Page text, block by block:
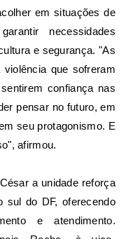
em situações de
necessidades
e segurança. "As
que sofreram
confiança nas
pensar no futuro, em
seu protagonismo. E
afirmou.
a unidade reforça
sul do DF, oferecendo
e atendimento.